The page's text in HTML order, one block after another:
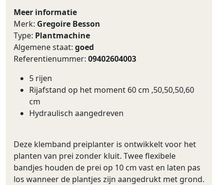
Meer informatie
Merk: Gregoire Besson
Type: Plantmachine
Algemene staat: goed
Referentienummer: 09402604003
5 rijen
Rijafstand op het moment 60 cm ,50,50,50,60
cm
Hydraulisch aangedreven
Deze klemband preiplanter is ontwikkelt voor het
planten van prei zonder kluit. Twee flexibele
bandjes houden de prei op 10 cm vast en laten pas
los wanneer de plantjes zijn aangedrukt met grond.